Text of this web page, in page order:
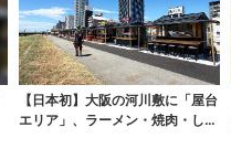
【日本初】大阪の河川敷に「屋台
エリア」、ラーメン・焼肉・しゃ